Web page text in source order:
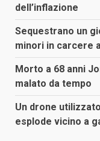
dell’inflazione
Sequestrano un
minori in carcere
Morto a 68 anni
malato da tempo
Un drone
esplode vicino a